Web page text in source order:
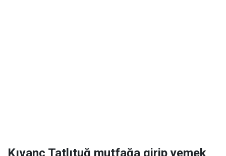
Kıvanç Tatlıtuğ mutfağa girip yemek